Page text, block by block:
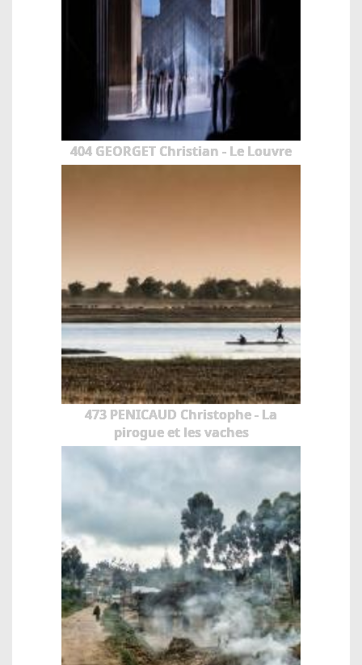
404 GEORGET Christian - Le Louvre
473 PENICAUD Christophe - La
pirogue et les vaches